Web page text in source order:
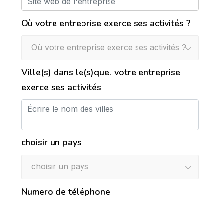
Où votre entreprise exerce ses activités ?
Où votre entreprise exerce ses activités ?
Ville(s) dans le(s)quel votre entreprise
exerce ses activités
choisir un pays
choisir un pays
Numero de téléphone